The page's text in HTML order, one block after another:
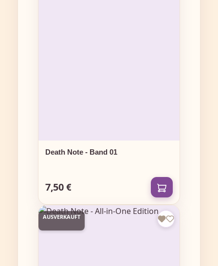
Death Note - Band 01
Regulärer Preis:
7,50 €
AUSVERKAUFT